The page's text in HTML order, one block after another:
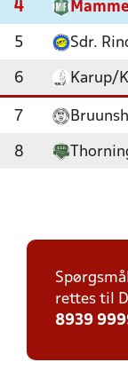
4
5 Sdr.
6 Karup/
7
8
rettes til
8939